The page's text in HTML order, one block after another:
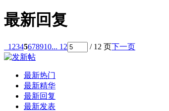
最新回复
1 2345678910... 12 / 12 页下一页
最新热门
最新精华
最新回复
最新发表